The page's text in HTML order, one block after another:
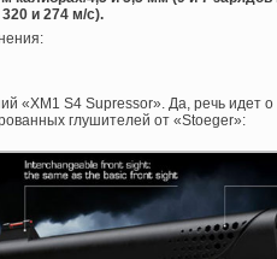
и 274 м/с).
«XM1 S4 Supressor». Да, речь идет
глушителей от «Stoeger»: